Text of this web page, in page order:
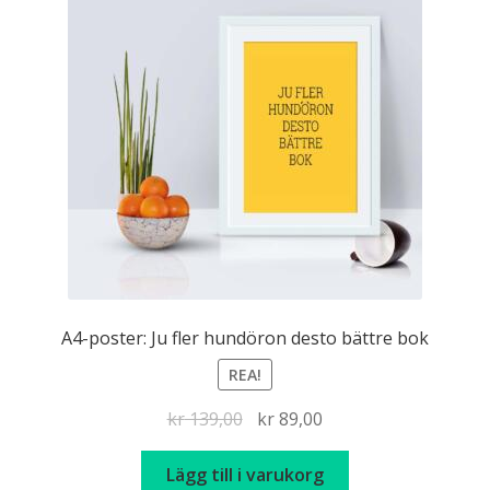
A4-poster: Ju fler hundöron desto bättre bok
REA!
kr139,00
Det
ursprungliga
priset
kr89,00
nuvarande
priset
Lägg till i varukorg